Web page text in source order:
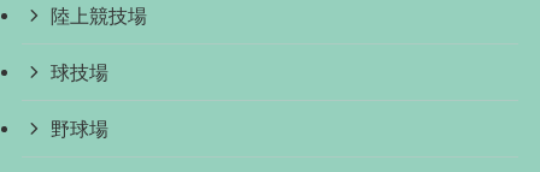
陸上競技場
球技場
野球場